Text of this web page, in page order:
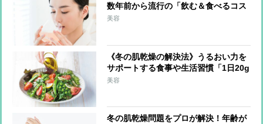
数年前から流行の「飲む＆食べるコス
メ」が日本上陸か 最注目は上あごに
美容
《冬の肌乾燥の解決法》うるおい力を
サポートする食事や生活習慣「1日20g
の油脂を」「外出時はマスクで保湿」
美容
冬の肌乾燥問題をプロが解決！年齢が